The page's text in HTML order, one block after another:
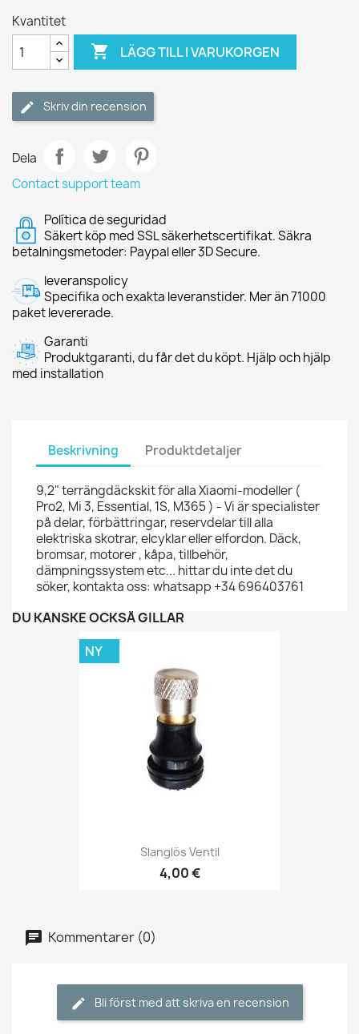
Kvantitet
 LÄGG TILL I VARUKORGEN
Skriv din recension
Dela
Contact support team
Política de seguridad
Säkert köp med SSL säkerhetscertifikat. Säkra
betalningsmetoder: Paypal eller 3D Secure.
leveranspolicy
Specifika och exakta leveranstider. Mer än 71000
paket levererade.
Garanti
Produktgaranti, du får det du köpt. Hjälp och hjälp
med installation
Beskrivning Produktdetaljer
9,2" terrängdäckskit för alla Xiaomi-modeller (
Pro2, Mi 3, Essential, 1S, M365 ) - Vi är specialister
på delar, förbättringar, reservdelar till alla
elektriska skotrar, elcyklar eller elfordon. Däck,
bromsar, motorer , kåpa, tillbehör,
dämpningssystem etc... hittar du inte det du
söker, kontakta oss: whatsapp +34 696403761
DU KANSKE OCKSÅ GILLAR
Slanglös Ventil
4,00 €
NY
Kommentarer (0)
Bli först med att skriva en recension